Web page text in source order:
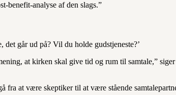
benefit-analyse af den slags.”
går ud på? Vil du holde gudstjeneste?’
at kirken skal give tid og rum til samtale,”
fra at være skeptiker til at være stående